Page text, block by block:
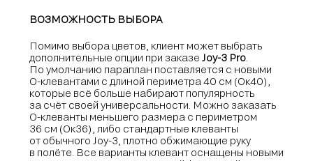
ВОЗМОЖНОСТЬ ВЫБОРА
Помимо выбора цветов, клиент может выбрать
дополнительные опции при заказе Joy-3 Pro
По умолчанию параплан поставляется с новыми
О-клевантами с длиной периметра 40 см (Ок40),
которые всё больше набирают популярность
за счёт своей универсальности. Можно заказать
О-клеванты меньшего размера с периметром
36 см (Ок36), либо стандартные клеванты
от обычного Joy-3, плотно обжимающие руку
в полёте. Все варианты клевант оснащены новыми